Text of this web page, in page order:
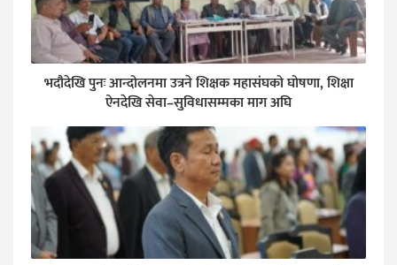
भदौदेखि पुनः आन्दोलनमा उत्रने शिक्षक महासंघको घोषणा, शिक्षा
ऐनदेखि सेवा–सुविधासम्मका माग अघि